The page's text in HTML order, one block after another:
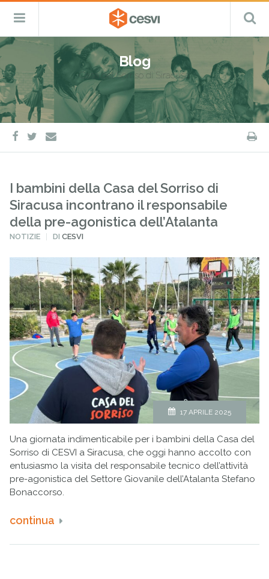
Salta
al
contenuto
CESVI
Fondazione
–
ETS
Cooperazione,
Emergenza
e
Sviluppo
Menu
Blog
Casa del Sorriso di Siracusa
facebook
twitter
e-
mail
I bambini della Casa del Sorriso di
Siracusa incontrano il responsabile
della pre-agonistica dell’Atalanta
PUBBLICATO
NOTIZIE DICESVI
17 APRILE 2025
Una giornata indimenticabile per i bambini della Casa del
Sorriso di CESVI a Siracusa, che oggi hanno accolto con
entusiasmo la visita del responsabile tecnico dell’attività
pre-agonistica del Settore Giovanile dell’Atalanta Stefano
Bonaccorso.
continua